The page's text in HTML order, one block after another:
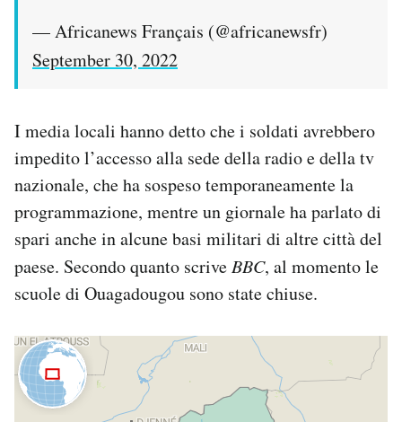
— Africanews Français (@africanewsfr)
September 30, 2022
I media locali hanno detto che i soldati avrebbero
impedito l’accesso alla sede della radio e della tv
nazionale, che ha sospeso temporaneamente la
programmazione, mentre un giornale ha parlato di
spari anche in alcune basi militari di altre città del
paese. Secondo quanto scrive BBC, al momento le
scuole di Ouagadougou sono state chiuse.